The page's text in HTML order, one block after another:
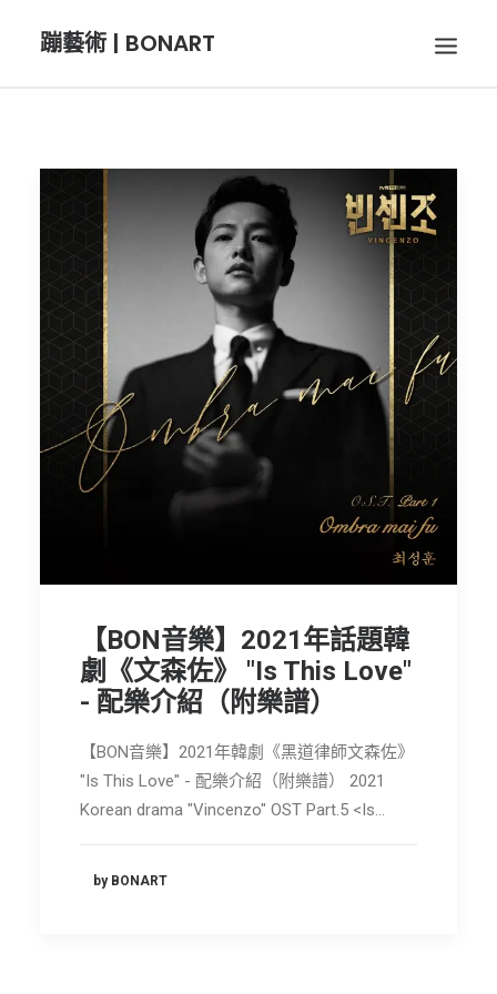
蹦藝術 | BONART
BON呼吸
BON攝影
BON插畫
BON旅行
SEARCH
【BON音樂】2021年話題韓
劇《文森佐》 "Is This Love"
- 配樂介紹（附樂譜）
【BON音樂】2021年韓劇《黑道律師文森佐》
"Is This Love" - 配樂介紹（附樂譜） 2021
Korean drama "Vincenzo" OST Part.5 <Is…
by BONART